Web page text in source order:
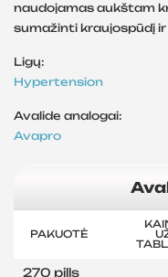
naudojamas aukštam
sumažinti kraujospūdį
Ligų:
Hypertension
Avalide analogai:
Avapro
PAKUOTĖ
270 pills